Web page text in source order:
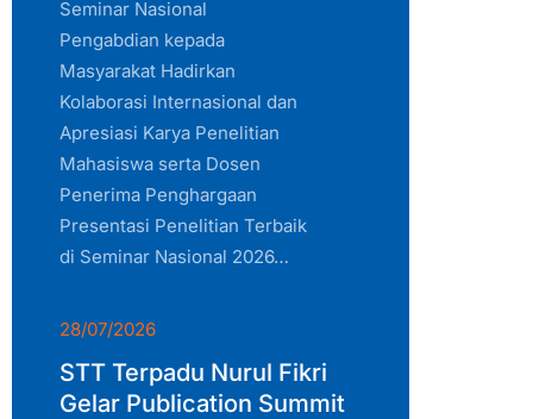
Seminar Nasional
Pengabdian kepada
Masyarakat Hadirkan
Kolaborasi Internasional dan
Apresiasi Karya Penelitian
Mahasiswa serta Dosen
Penerima Penghargaan
Presentasi Penelitian Terbaik
di Seminar Nasional 2026…
28/07/2026
STT Terpadu Nurul Fikri
Gelar Publication Summit